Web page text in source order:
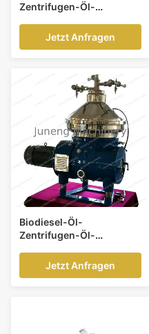
Zentrifugen-Öl-
Dieselöl-
Wasserabscheider-
Jetzt Anfragen
Biodiesel-Öl-
Zentrifugen-Öl-
Extraktion von Fettsäuren
Jetzt Anfragen